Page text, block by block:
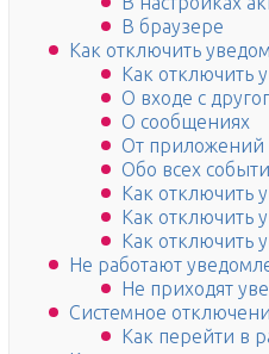
В браузере
Как отключить
Как отключить
О входе с
О сообщениях
От приложений
Обо всех
Как отключить
Как отключить
Как отключить
Не работают
Не приходят
Системное
Как перейти в